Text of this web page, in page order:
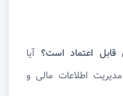
قابل اعتماد است؟ آیا
اطلاعات مالی و